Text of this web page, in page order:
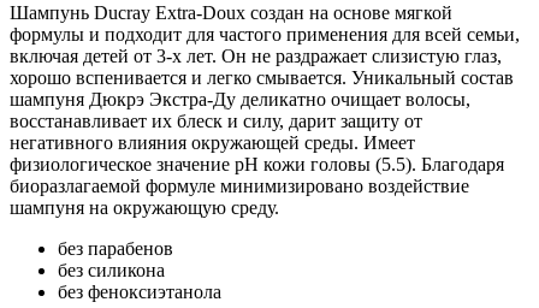
Шампунь Ducray Extra-Doux создан на основе мягкой
формулы и подходит для частого применения для всей семьи,
включая детей от 3-х лет. Он не раздражает слизистую глаз,
хорошо вспенивается и легко смывается. Уникальный состав
шампуня Дюкрэ Экстра-Ду деликатно очищает волосы,
восстанавливает их блеск и силу, дарит защиту от
негативного влияния окружающей среды. Имеет
физиологическое значение рН кожи головы (5.5). Благодаря
биоразлагаемой формуле минимизировано воздействие
шампуня на окружающую среду.
без парабенов
без силикона
без феноксиэтанола